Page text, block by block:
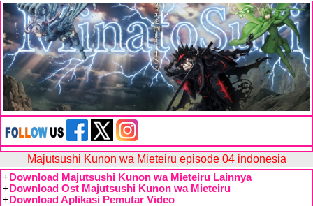
Majutsushi Kunon wa Mieteiru episode 04 indonesia
+ Download Majutsushi Kunon wa Mieteiru Lainnya
+ Download Ost Majutsushi Kunon wa Mieteiru
+ Download Aplikasi Pemutar Video